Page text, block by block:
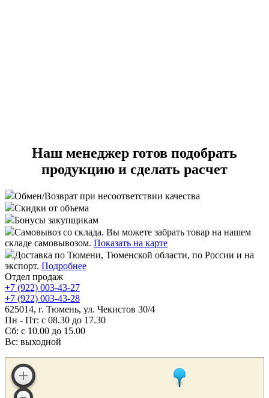
Наш менеджер готов подобрать
продукцию и сделать расчет
Обмен/Возврат при несоответствии качества
Скидки от объема
Бонусы закупщикам
Самовывоз со склада. Вы можете забрать товар на нашем
складе самовывозом. Показать на карте
Доставка по Тюмени, Тюменской области, по России и на
экспорт. Подробнее
Отдел продаж
+7 (922) 003-43-27
+7 (922) 003-43-28
625014, г. Тюмень, ул. Чекистов 30/4
Пн - Пт: с 08.30 до 17.30
Сб: с 10.00 до 15.00
Вс: выходной